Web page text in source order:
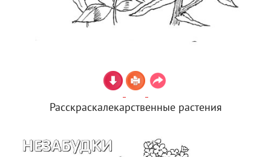
Расскраскалекарственные растения